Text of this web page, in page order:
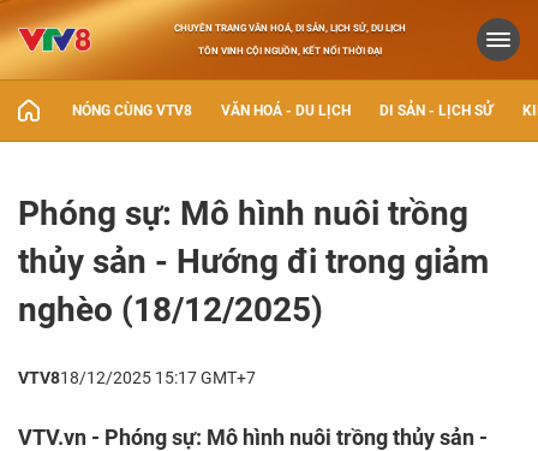
CHUYÊN TRANG VĂN HOÁ, DI SẢN, LỊCH SỬ, DU LỊCH
TÔN VINH CỘI NGUỒN, KẾT NỐI THỜI ĐẠI
NÓNG CÙNG VTV8 VĂN HOÁ - DU LỊCH DI SẢN - LỊCH SỬ
Phóng sự: Mô hình nuôi trồng
thủy sản - Hướng đi trong giảm
nghèo (18/12/2025)
VTV818/12/2025 15:17 GMT+7
VTV.vn - Phóng sự: Mô hình nuôi trồng thủy sản -